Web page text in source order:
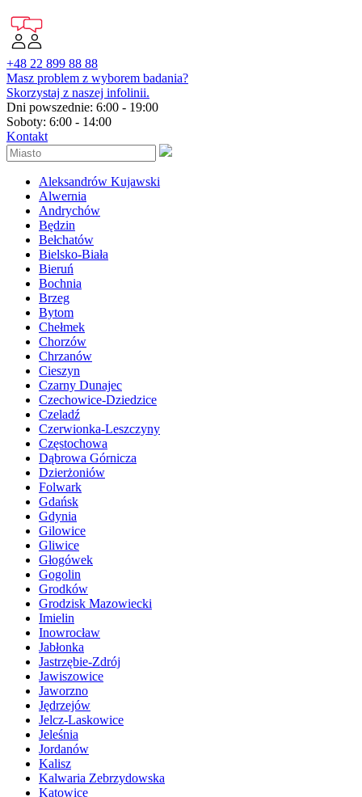
+48 22 899 88 88
Masz problem z wyborem badania?
Skorzystaj z naszej infolinii.
Dni powszednie: 6:00 - 19:00
Soboty: 6:00 - 14:00
Kontakt
Aleksandrów Kujawski
Alwernia
Andrychów
Będzin
Bełchatów
Bielsko-Biała
Bieruń
Bochnia
Brzeg
Bytom
Chełmek
Chorzów
Chrzanów
Cieszyn
Czarny Dunajec
Czechowice-Dziedzice
Czeladź
Czerwionka-Leszczyny
Częstochowa
Dąbrowa Górnicza
Dzierżoniów
Folwark
Gdańsk
Gdynia
Gilowice
Gliwice
Głogówek
Gogolin
Grodków
Grodzisk Mazowiecki
Imielin
Inowrocław
Jabłonka
Jastrzębie-Zdrój
Jawiszowice
Jaworzno
Jędrzejów
Jelcz-Laskowice
Jeleśnia
Jordanów
Kalisz
Kalwaria Zebrzydowska
Katowice